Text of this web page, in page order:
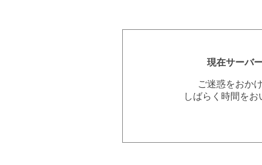
現在サーバ
ご迷惑をおか
しばらく時間を